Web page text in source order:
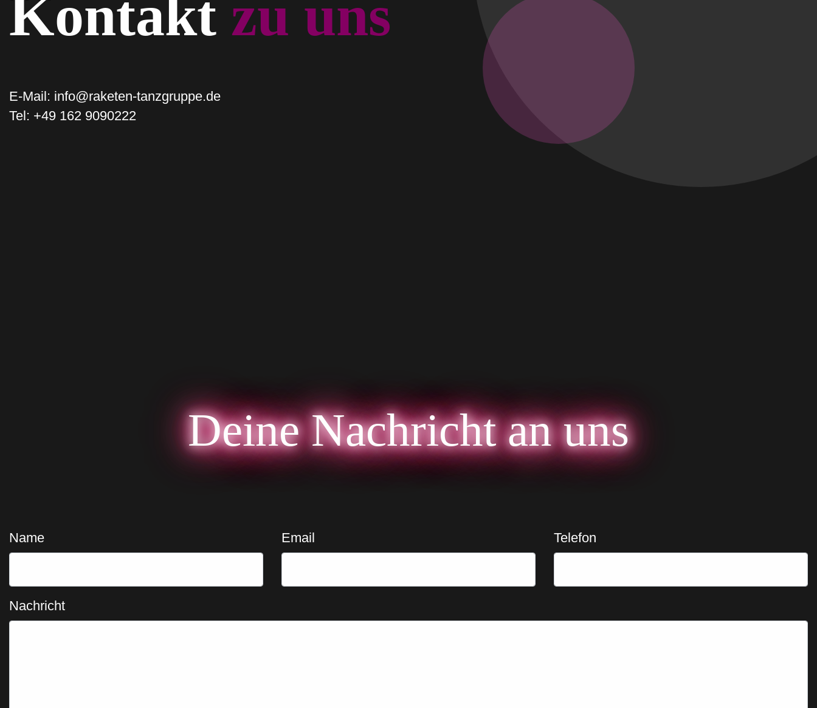
Kontakt ­ zu uns
E-Mail: info@raketen-tanzgruppe.de
Tel: +49 162 9090222
Deine Nachricht an uns
Name Email Telefon
Nachricht